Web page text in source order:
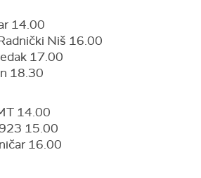
14.00
Niš 16.00
17.00
18.30
14.00
15.00
16.00